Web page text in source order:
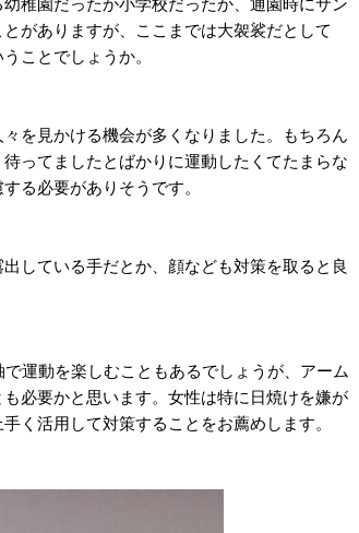
稚園だったか小学校だったか、通園時にサン
がありますが、ここまでは大袈裟だとして
ことでしょうか。
を見かける機会が多くなりました。もちろん
ってましたとばかりに運動したくてたまらな
る必要がありそうです。
している手だとか、顔なども対策を取ると良
運動を楽しむこともあるでしょうが、アーム
必要かと思います。女性は特に日焼けを嫌が
く活用して対策することをお薦めします。